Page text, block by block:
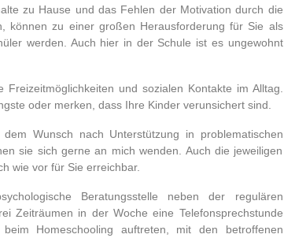
zu Hause und das Fehlen der Motivation durch die
können zu einer großen Herausforderung für Sie als
werden. Auch hier in der Schule ist es ungewohnt
und sozialen Kontakte im Alltag.
oder merken, dass Ihre Kinder verunsichert sind.
Wunsch nach Unterstützung in problematischen
sie sich gerne an mich wenden. Auch die jeweiligen
wie vor für Sie erreichbar.
Beratungsstelle neben der regulären
Zeiträumen in der Woche eine Telefonsprechstunde
Homeschooling auftreten, mit den betroffenen